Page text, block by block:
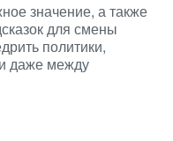
значение, а также
для смены
политики,
даже между